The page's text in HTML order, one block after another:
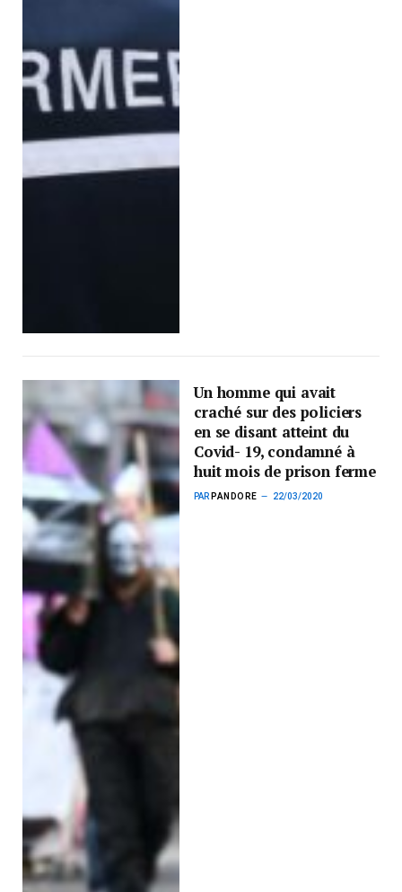
Un homme qui avait
craché sur des policiers
en se disant atteint du
Covid- 19, condamné à
huit mois de prison ferme
PAR PANDORE 22/03/2020